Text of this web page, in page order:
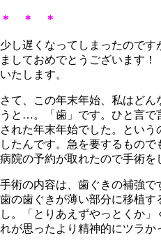
＊ ＊ ＊
少し遅くなってしまったので
ましておめでとうございます
いたします。
さて、この年末年始、私はど
うと…。「歯」です。ひと言で
された年末年始でした。とい
したんです。急を要するもの
病院の予約が取れたので手術を
手術の内容は、歯ぐきの補強
歯の歯ぐきが薄い部分に移植
し。「とりあえずやっとくか
れが思ったより精神的にツラか